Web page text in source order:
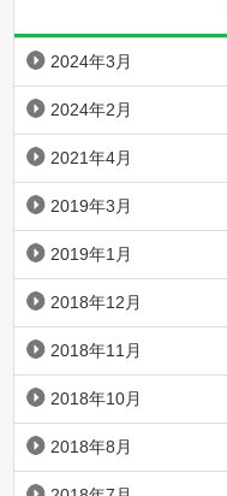
2024年3月
2024年2月
2021年4月
2019年3月
2019年1月
2018年12月
2018年11月
2018年10月
2018年8月